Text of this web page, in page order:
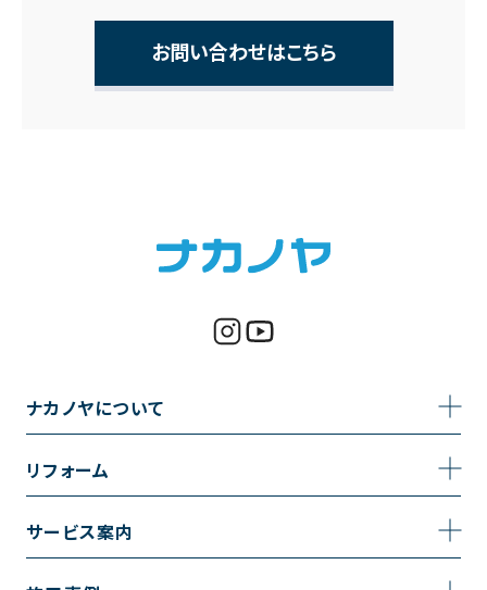
お問い合わせはこちら
ナカノヤについて
事業内容
採用情報
リフォーム
トイレのリフォーム
サービス案内
サービスの流れ